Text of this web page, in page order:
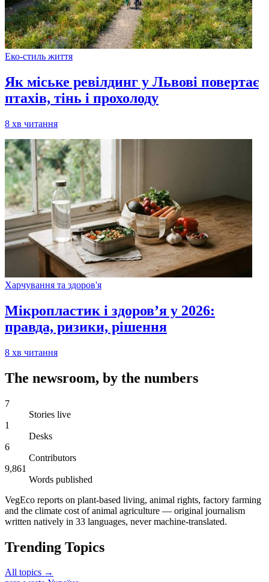
Еко-стиль життя
Як міське ревілдинг у Львові повертає
птахів, тінь і прохолоду
8 хв читання
Харчування та здоров'я
Мікропластик і здоров’я у 2026:
правда, ризики, рішення
8 хв читання
The newsroom, by the numbers
7
Stories live
1
Desks
6
Contributors
9,861
Words published
VegEco reports on plant-based living, animal rights, factory farming
and the climate cost of animal agriculture — original journalism
written natively in 33 languages, never machine-translated.
Trending Topics
All topics →